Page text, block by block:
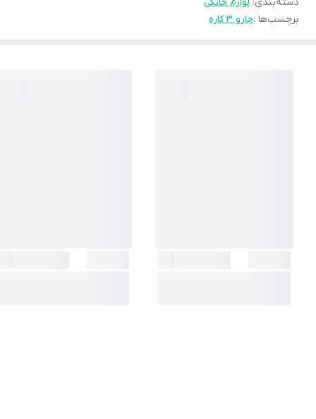
دسته‌بندی: لوازم خانگی
برچسب‌ها :جارو ۳ کاره